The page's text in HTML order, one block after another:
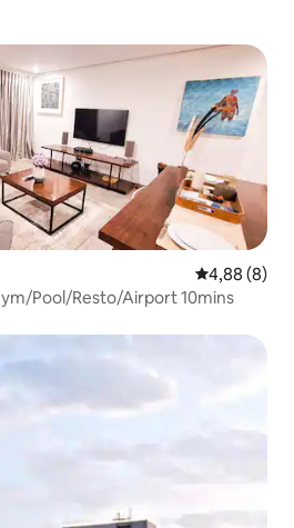
Průměrné
4,88 (8)
Pool/Resto/Airport 10mins